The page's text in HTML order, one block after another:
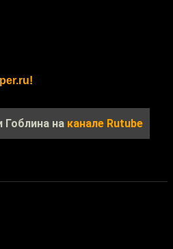
Гоблина на канале Rutube